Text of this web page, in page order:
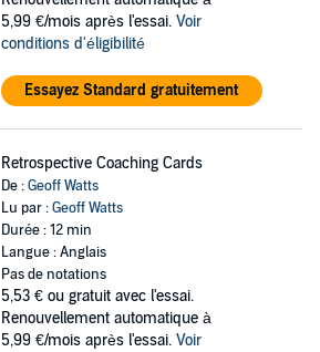
5,99 €/mois après l'essai. Voir
conditions d'éligibilité
Essayez Standard gratuitement
Retrospective Coaching Cards
De :Geoff Watts
Lu par :Geoff Watts
Durée : 12 min
Langue : Anglais
Pas de notations
5,53 € ou gratuit avec l'essai.
Renouvellement automatique à
5,99 €/mois après l'essai. Voir